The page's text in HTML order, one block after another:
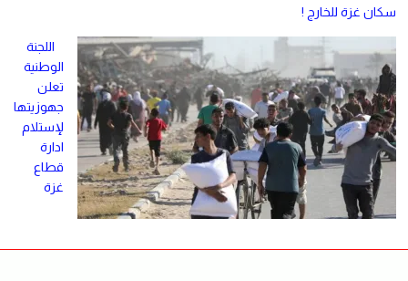
سكان غزة للخارج !
اللجنة
الوطنية
تعلن
جهوزيتها
لإستلام
ادارة
قطاع
غزة